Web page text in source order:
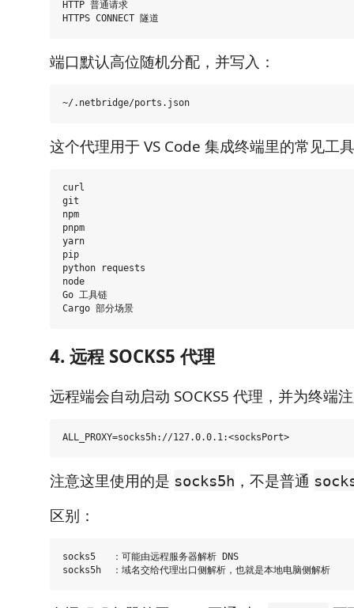
HTTP 普通请求
端口默认高位随机分配，并写入：
这个代理用于 VS Code 集成终端里的常见工
curl
git
npm
pnpm
yarn
pip
python requests
node
Go 工具链
4. 远程 SOCKS5 代理
远程端会自动启动 SOCKS5 代理，并为终端
注意这里使用的是 socks5h ，不是普通
区别：
socks5   ：可能由远程服务器解析 DNS